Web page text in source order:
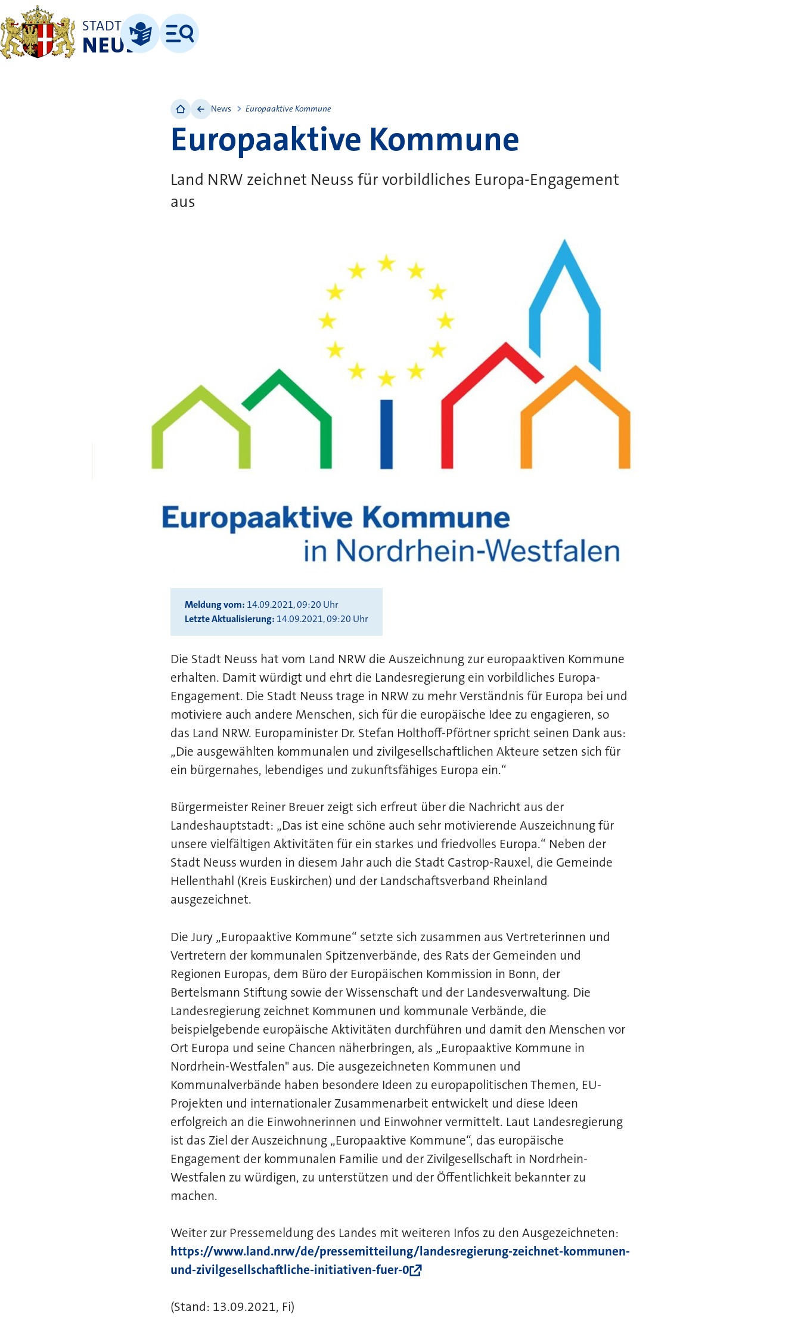
STADT
NEUSSLeichte Sprache
Menü
News Europaaktive Kommune
Europaaktive Kommune
Land NRW zeichnet Neuss für vorbildliches Europa-Engagement
aus
Meldung vom 14.09.2021, 09:20 Uhr
Letzte Aktualisierung 14.09.2021, 09:20 Uhr
Die Stadt Neuss hat vom Land NRW die Auszeichnung zur europaaktiven Kommune
erhalten. Damit würdigt und ehrt die Landesregierung ein vorbildliches Europa-
Engagement. Die Stadt Neuss trage in NRW zu mehr Verständnis für Europa bei und
motiviere auch andere Menschen, sich für die europäische Idee zu engagieren, so
das Land NRW. Europaminister Dr. Stefan Holthoff-Pförtner spricht seinen Dank aus:
„Die ausgewählten kommunalen und zivilgesellschaftlichen Akteure setzen sich für
ein bürgernahes, lebendiges und zukunftsfähiges Europa ein.“
Bürgermeister Reiner Breuer zeigt sich erfreut über die Nachricht aus der
Landeshauptstadt: „Das ist eine schöne auch sehr motivierende Auszeichnung für
unsere vielfältigen Aktivitäten für ein starkes und friedvolles Europa.“ Neben der
Stadt Neuss wurden in diesem Jahr auch die Stadt Castrop-Rauxel, die Gemeinde
Hellenthahl (Kreis Euskirchen) und der Landschaftsverband Rheinland
ausgezeichnet.
Die Jury „Europaaktive Kommune“ setzte sich zusammen aus Vertreterinnen und
Vertretern der kommunalen Spitzenverbände, des Rats der Gemeinden und
Regionen Europas, dem Büro der Europäischen Kommission in Bonn, der
Bertelsmann Stiftung sowie der Wissenschaft und der Landesverwaltung. Die
Landesregierung zeichnet Kommunen und kommunale Verbände, die
beispielgebende europäische Aktivitäten durchführen und damit den Menschen vor
Ort Europa und seine Chancen näherbringen, als „Europaaktive Kommune in
Nordrhein-Westfalen" aus. Die ausgezeichneten Kommunen und
Kommunalverbände haben besondere Ideen zu europapolitischen Themen, EU-
Projekten und internationaler Zusammenarbeit entwickelt und diese Ideen
erfolgreich an die Einwohnerinnen und Einwohner vermittelt. Laut Landesregierung
ist das Ziel der Auszeichnung „Europaaktive Kommune“, das europäische
Engagement der kommunalen Familie und der Zivilgesellschaft in Nordrhein-
Westfalen zu würdigen, zu unterstützen und der Öffentlichkeit bekannter zu
machen.
Weiter zur Pressemeldung des Landes mit weiteren Infos zu den Ausgezeichneten:
https://www.land.nrw/de/pressemitteilung/landesregierung-zeichnet-kommunen-
und-zivilgesellschaftliche-initiativen-fuer-0
(Stand: 13.09.2021, Fi)